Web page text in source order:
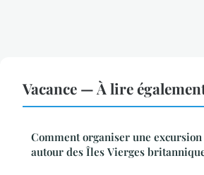
Vacance — À lire
Comment organiser une
autour des Îles Vierges